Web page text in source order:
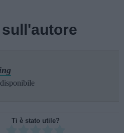
Ti è stato utile?